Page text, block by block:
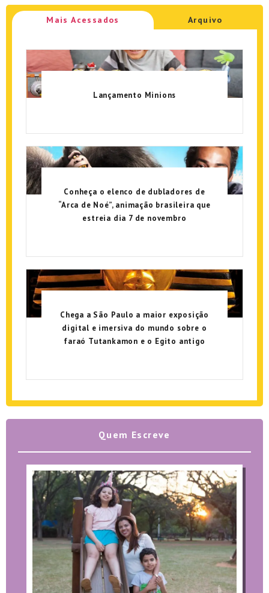
Mais Acessados Arquivo
Lançamento Minions
Conheça o elenco de dubladores de
“Arca de Noé”, animação brasileira que
estreia dia 7 de novembro
Chega a São Paulo a maior exposição
digital e imersiva do mundo sobre o
faraó Tutankamon e o Egito antigo
Quem Escreve